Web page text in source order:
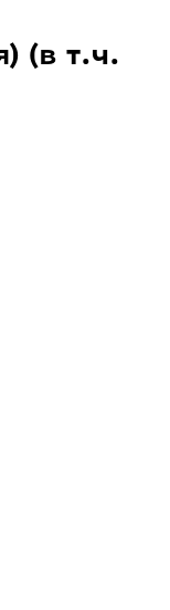
(в т.ч.